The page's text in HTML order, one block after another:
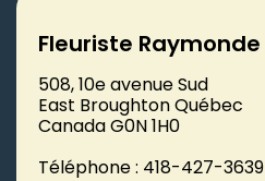
Fleuriste Raymonde
508, 10e avenue Sud
East Broughton Québec
Canada G0N 1H0
Téléphone : 418-427-3639